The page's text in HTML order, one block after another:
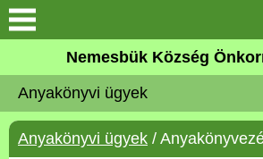
Keresés
Önkormányzat
Közös Önkormányzati
Hivatal
Nemesbük Község
Anyakönyvi ügyek
Anyakönyvi ügyek /